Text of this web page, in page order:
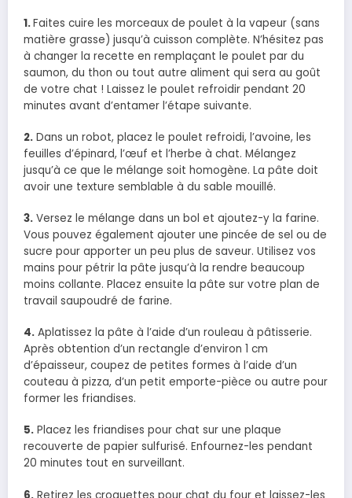
1.Faites cuire les morceaux de poulet à la vapeur (sans
matière grasse) jusqu’à cuisson complète. N’hésitez pas
à changer la recette en remplaçant le poulet par du
saumon, du thon ou tout autre aliment qui sera au goût
de votre chat ! Laissez le poulet refroidir pendant 20
minutes avant d’entamer l’étape suivante.
2. Dans un robot, placez le poulet refroidi, l’avoine, les
feuilles d’épinard, l’œuf et l’herbe à chat. Mélangez
jusqu’à ce que le mélange soit homogène. La pâte doit
avoir une texture semblable à du sable mouillé.
3. Versez le mélange dans un bol et ajoutez-y la farine.
Vous pouvez également ajouter une pincée de sel ou de
sucre pour apporter un peu plus de saveur. Utilisez vos
mains pour pétrir la pâte jusqu’à la rendre beaucoup
moins collante. Placez ensuite la pâte sur votre plan de
travail saupoudré de farine.
4. Aplatissez la pâte à l’aide d’un rouleau à pâtisserie.
Après obtention d’un rectangle d’environ 1 cm
d’épaisseur, coupez de petites formes à l’aide d’un
couteau à pizza, d’un petit emporte-pièce ou autre pour
former les friandises.
5. Placez les friandises pour chat sur une plaque
recouverte de papier sulfurisé. Enfournez-les pendant
20 minutes tout en surveillant.
6. Retirez les croquettes pour chat du four et laissez-les